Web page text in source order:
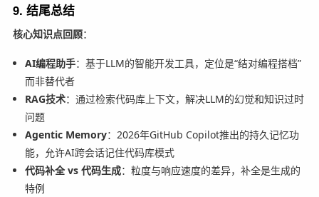
9. 结尾总结
核心知识点回顾：
AI编程助手：基于LLM的智能开发工具，定位是“结对编程搭档”
而非替代者
RAG技术：通过检索代码库上下文，解决LLM的幻觉和知识过时
问题
Agentic Memory：2026年GitHub Copilot推出的持久记忆功
能，允许AI跨会话记住代码库模式
代码补全 vs 代码生成：粒度与响应速度的差异，补全是生成的
特例